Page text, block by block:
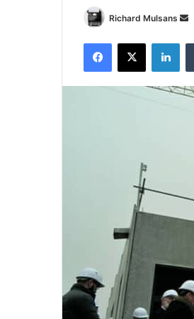
Richard Mulsans
o
y
r
l